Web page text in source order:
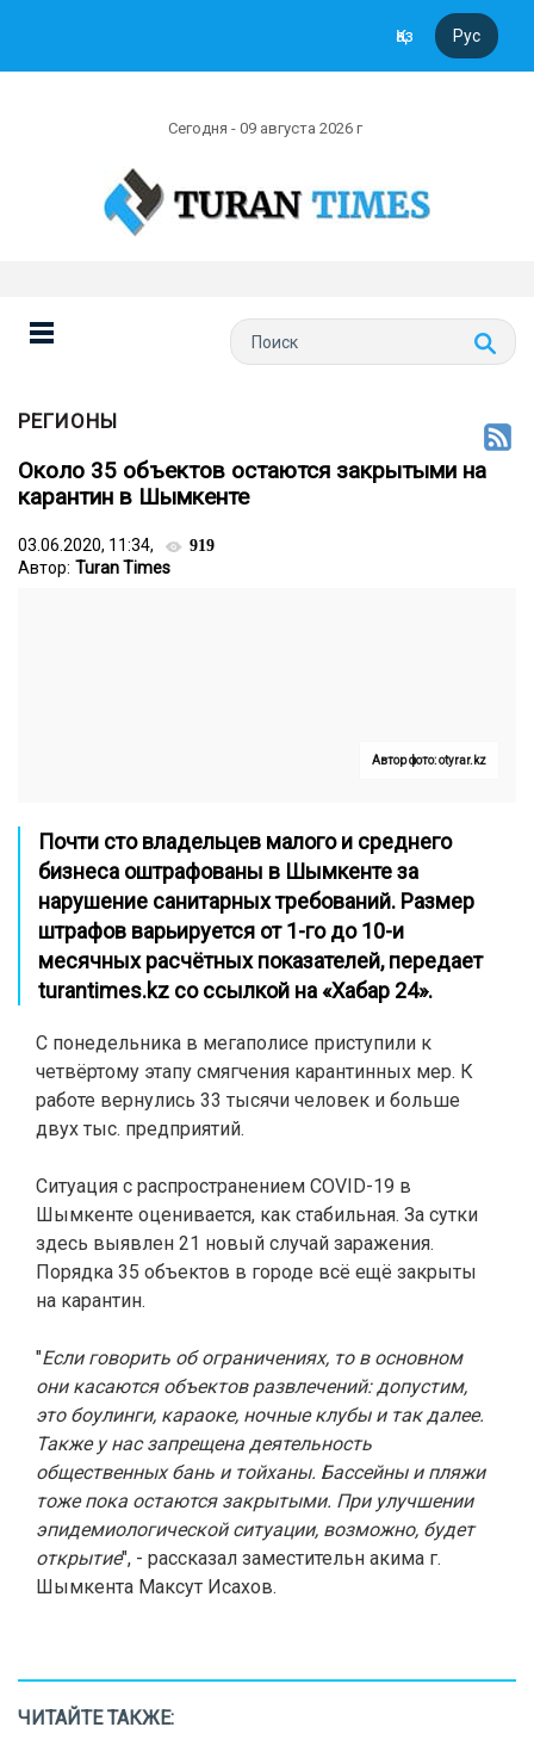
Қаз Рус
Сегодня - 09 августа 2026 г
РЕГИОНЫ
Около 35 объектов остаются закрытыми на
карантин в Шымкенте
03.06.2020, 11:34, 919
Автор: Turan Times
Автор фото: otyrar.kz
Почти сто владельцев малого и среднего
бизнеса оштрафованы в Шымкенте за
нарушение санитарных требований. Размер
штрафов варьируется от 1-го до 10-и
месячных расчётных показателей, передает
turantimes.kz со ссылкой на «Хабар 24».
С понедельника в мегаполисе приступили к
четвёртому этапу смягчения карантинных мер. К
работе вернулись 33 тысячи человек и больше
двух тыс. предприятий.
Ситуация с распространением COVID-19 в
Шымкенте оценивается, как стабильная. За сутки
здесь выявлен 21 новый случай заражения.
Порядка 35 объектов в городе всё ещё закрыты
на карантин.
"Если говорить об ограничениях, то в основном
они касаются объектов развлечений: допустим,
это боулинги, караоке, ночные клубы и так далее.
Также у нас запрещена деятельность
общественных бань и тойханы. Бассейны и пляжи
тоже пока остаются закрытыми. При улучшении
эпидемиологической ситуации, возможно, будет
открытие", - рассказал заместительн акима г.
Шымкента Максут Исахов.
ЧИТАЙТЕ ТАКЖЕ: